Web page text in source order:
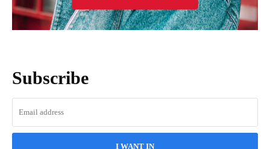
Subscribe
I WANT IN